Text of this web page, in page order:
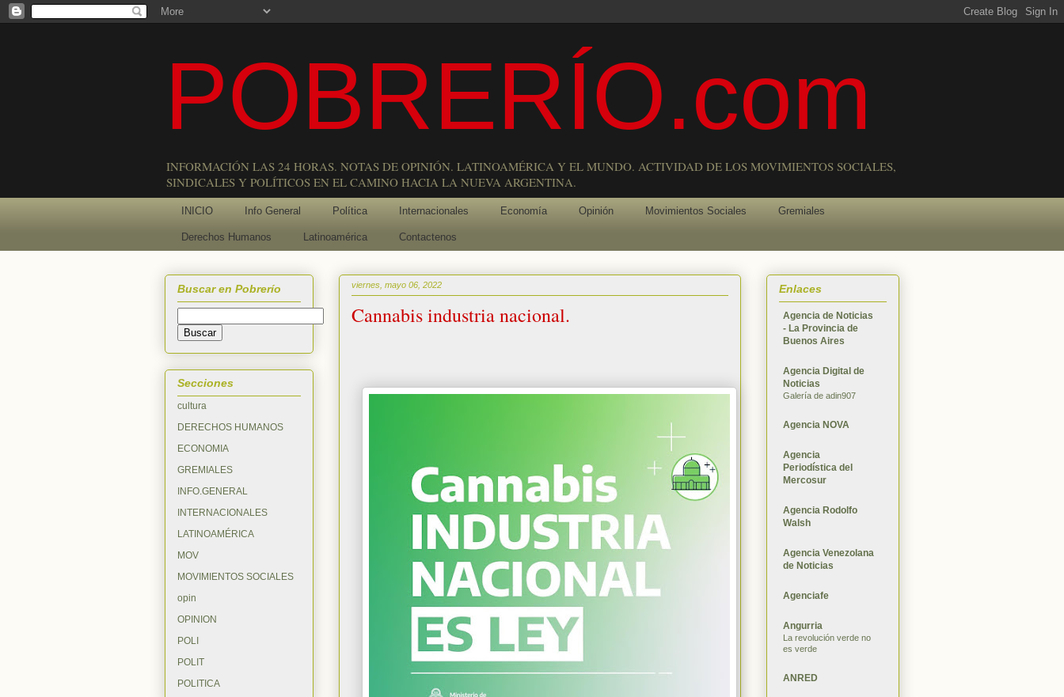
POBRERÍO.com
INFORMACIÓN LAS 24 HORAS. NOTAS DE OPINIÓN. LATINOAMÉRICA Y EL MUNDO. ACTIVIDAD DE LOS MOVIMIENTOS SOCIALES,
SINDICALES Y POLÍTICOS EN EL CAMINO HACIA LA NUEVA ARGENTINA.
INICIO Info General Política Internacionales Economía Opinión Movimientos Sociales Gremiales
Derechos Humanos Latinoamérica Contactenos
viernes, mayo 06, 2022
Cannabis industria nacional.
Buscar en Pobrerío
Secciones
cultura
DERECHOS HUMANOS
ECONOMIA
GREMIALES
INFO.GENERAL
INTERNACIONALES
LATINOAMÉRICA
MOV
MOVIMIENTOS SOCIALES
opin
OPINION
POLI
POLIT
POLITICA
Enlaces
Agencia de Noticias
- La Provincia de
Buenos Aires
Agencia Digital de
Noticias
Galería de adin907
Agencia NOVA
Agencia
Periodística del
Mercosur
Agencia Rodolfo
Walsh
Agencia Venezolana
de Noticias
Agenciafe
Angurria
La revolución verde no
es verde
ANRED